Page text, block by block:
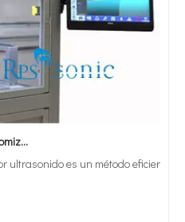
Principio e introducción de la atomización ultrasónica de metales.
ultrasonido es un método eficiente